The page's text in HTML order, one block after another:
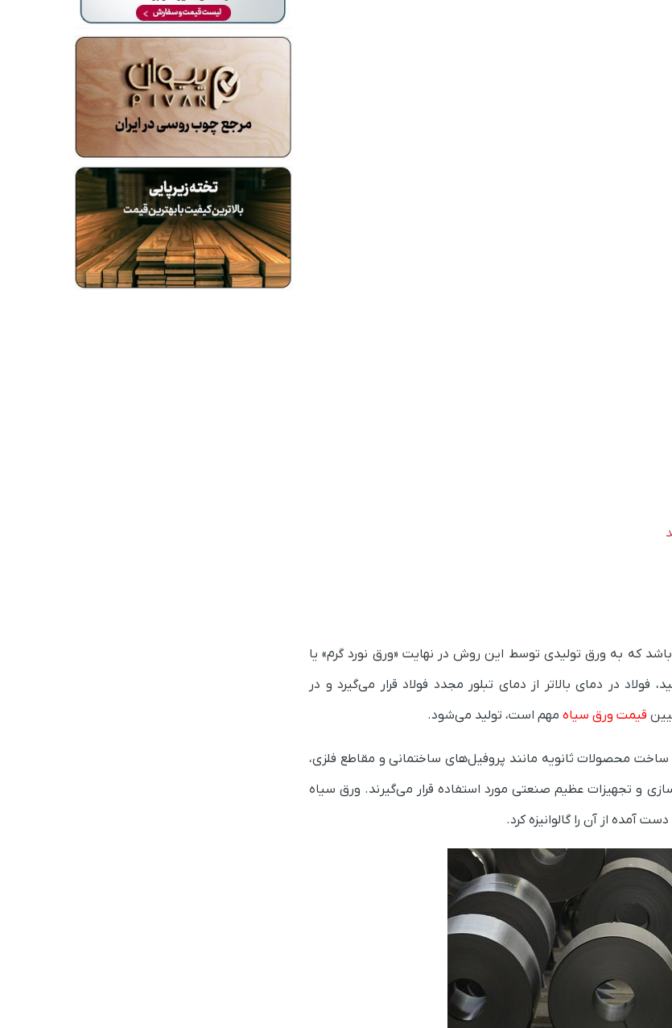
که به ورق تولیدی توسط این روش در نهایت «ورق نورد گرم»یا
در دمای بالاتر از دمای تبلور مجدد فولاد قرار می‌گیرد و در
قیمت ورق سیاه مهم است، تولید می‌شود.
ساخت محصولات ثانویه مانند پروفیل‌های ساختمانی و مقاطع فلزی،
و تجهیزات عظیم صنعتی مورد استفاده قرار می‌گیرند. ورق سیاه
آمده از آن را گالوانیزه کرد.